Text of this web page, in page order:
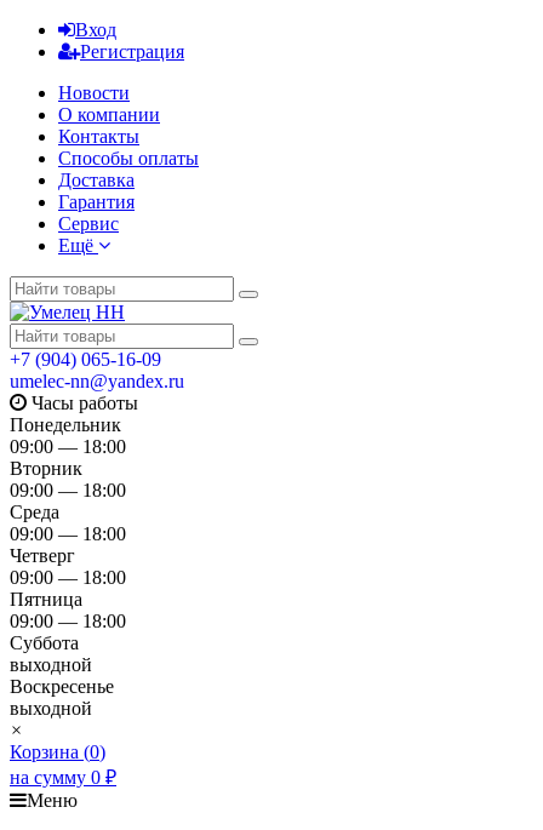
Вход
Регистрация
Новости
О компании
Контакты
Способы оплаты
Доставка
Гарантия
Сервис
Ещё
+7 (904) 065-16-09
umelec-nn@yandex.ru
Часы работы
Понедельник
09:00 — 18:00
Вторник
09:00 — 18:00
Среда
09:00 — 18:00
Четверг
09:00 — 18:00
Пятница
09:00 — 18:00
Суббота
выходной
Воскресенье
выходной
×
Корзина (0)
на сумму 0 ₽
Меню